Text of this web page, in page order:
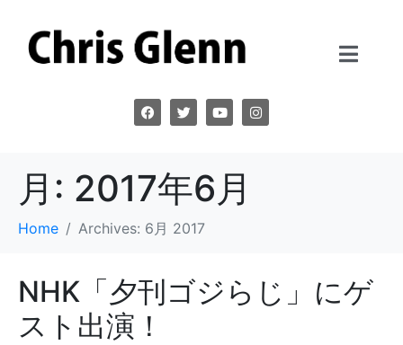
月: 2017年6月
Home Archives: 6月 2017
NHK「夕刊ゴジらじ」にゲ
スト出演！